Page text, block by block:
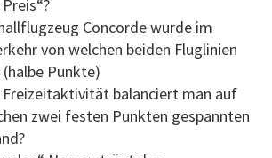
Concorde wurde im
von welchen beiden Fluglinien
Punkte)
Freizeitaktivität balanciert man auf
zwei festen Punkten gespannten